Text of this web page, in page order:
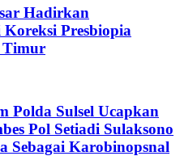
Hadirkan
Presbiopia
Timur
Polda Sulsel Ucapkan
Pol Setiadi Sulaksono
Sebagai Karobinopsnal